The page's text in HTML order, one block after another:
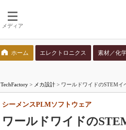
メディア
ホーム エレクトロニクス 素材／化
TechFactory > メカ設計 > ワールドワイドのSTEMイ
ワールドワイドの
シーメンスPLMソフトウェア